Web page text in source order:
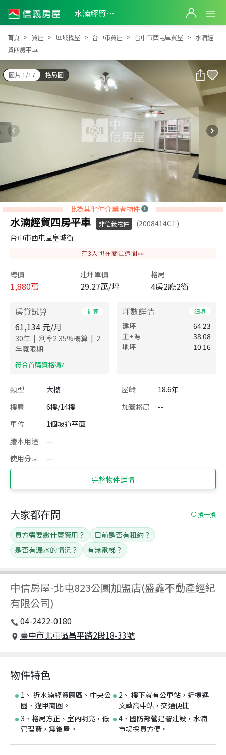
水湳經貿四房平車
水湳經貿四房平車
首頁 買屋 區域找屋 台中市買屋 台中市西屯區買屋
水湳經
貿四房平車
圖片 1/17 格局圖
此為其他仲介業者物件
水湳經貿四房平車 非信義物件
(2008414CT)
台中市西屯區皇城街
有3 人也在關注這間👀
總價
1,880萬
建坪單價
29.27萬/坪
格局
4房2廳2衛
房貸試算 計算
61,134 元/月
30年 | 利率2.35%概算 | 2
年寬限期
​符合首購資格嗎?
坪數詳情 細項
建坪
64.23
主+陽
38.08
地坪
10.16
類型 大樓 屋齡
18.6年
樓層
6樓/14樓 加蓋格局
--
車位
1個坡道平面
謄本用途
--
使用分區
--
完整物件詳情
中信房屋-北屯823公園加盟店(盛鑫不動產經紀
有限公司)
04-2422-0180
臺中市北屯區昌平路2段18-33號
大家都在問 換一換
買方需要繳什麼費用？
目前是否有租約？
是否有漏水的情況？
有無電梯？
物件特色
1、 近水湳經貿園區、中央公
園、逢甲商圈。
2、 樓下就有公車站，近捷運
文華高中站，交通便捷
3、格局方正、室內明亮，低
管理費，震後屋。
4、國防部營建署建設，水湳
市場採買方便。